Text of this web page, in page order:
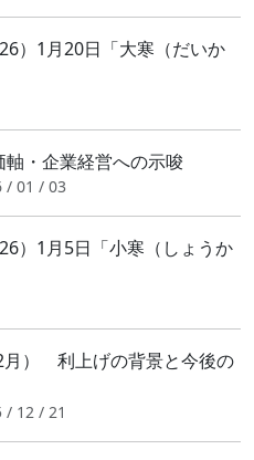
）1月20日「大寒（だいか
・企業経営への示唆
/ 01 / 03
）1月5日「小寒（しょうか
月） 利上げの背景と今後の
/ 12 / 21